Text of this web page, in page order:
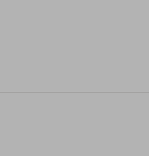
slajd